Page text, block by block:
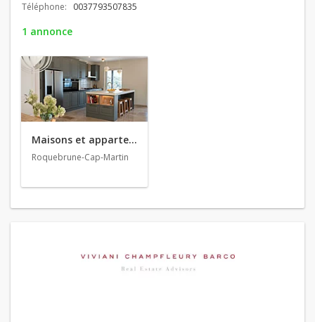
Téléphone: 0037793507835
1 annonce
Maisons et appartements en vente
Roquebrune-Cap-Martin